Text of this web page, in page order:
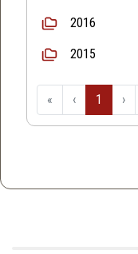
2016
2015
« ‹ 1 ›